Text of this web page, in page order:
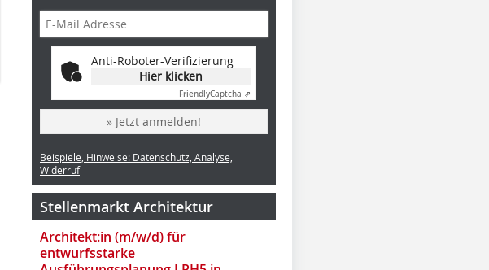
Anti-Roboter-Verifizierung
Hier klicken
FriendlyCaptcha ⇗
» Jetzt anmelden!
Beispiele, Hinweise: Datenschutz, Analyse,
Widerruf
Stellenmarkt Architektur
Architekt:in (m/w/d) für
entwurfsstarke